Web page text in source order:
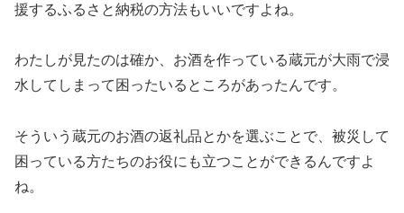
援するふるさと納税の方法もいいですよね。
わたしが見たのは確か、お酒を作っている蔵元が大雨で浸
水してしまって困ったいるところがあったんです。
そういう蔵元のお酒の返礼品とかを選ぶことで、被災して
困っている方たちのお役にも立つことができるんですよ
ね。